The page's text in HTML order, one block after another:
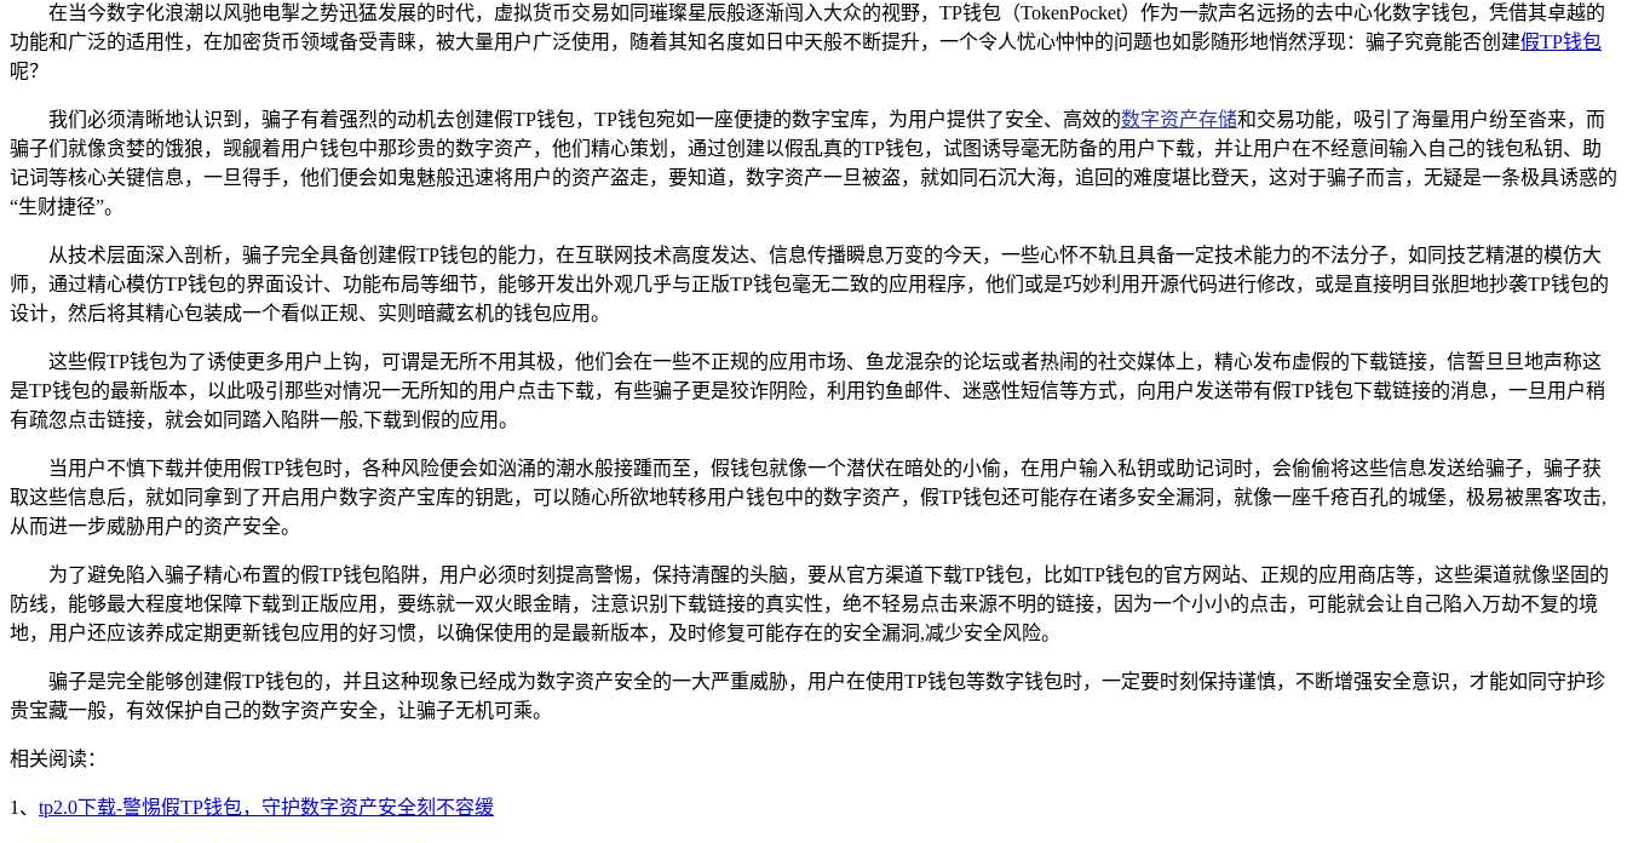
在当今数字化浪潮以风驰电掣之势迅猛发展的时代，虚拟货币交易如同璀璨星辰般逐渐闯入大众的视野，TP钱包（TokenPocket）作为一款声名远扬的去中心化数字钱包，凭借其卓越的
功能和广泛的适用性，在加密货币领域备受青睐，被大量用户广泛使用，随着其知名度如日中天般不断提升，一个令人忧心忡忡的问题也如影随形地悄然浮现：骗子究竟能否创建假TP钱包
呢？
我们必须清晰地认识到，骗子有着强烈的动机去创建假TP钱包，TP钱包宛如一座便捷的数字宝库，为用户提供了安全、高效的数字资产存储和交易功能，吸引了海量用户纷至沓来，而
骗子们就像贪婪的饿狼，觊觎着用户钱包中那珍贵的数字资产，他们精心策划，通过创建以假乱真的TP钱包，试图诱导毫无防备的用户下载，并让用户在不经意间输入自己的钱包私钥、助
记词等核心关键信息，一旦得手，他们便会如鬼魅般迅速将用户的资产盗走，要知道，数字资产一旦被盗，就如同石沉大海，追回的难度堪比登天，这对于骗子而言，无疑是一条极具诱惑的
“生财捷径”。
从技术层面深入剖析，骗子完全具备创建假TP钱包的能力，在互联网技术高度发达、信息传播瞬息万变的今天，一些心怀不轨且具备一定技术能力的不法分子，如同技艺精湛的模仿大
师，通过精心模仿TP钱包的界面设计、功能布局等细节，能够开发出外观几乎与正版TP钱包毫无二致的应用程序，他们或是巧妙利用开源代码进行修改，或是直接明目张胆地抄袭TP钱包的
设计，然后将其精心包装成一个看似正规、实则暗藏玄机的钱包应用。
这些假TP钱包为了诱使更多用户上钩，可谓是无所不用其极，他们会在一些不正规的应用市场、鱼龙混杂的论坛或者热闹的社交媒体上，精心发布虚假的下载链接，信誓旦旦地声称这
是TP钱包的最新版本，以此吸引那些对情况一无所知的用户点击下载，有些骗子更是狡诈阴险，利用钓鱼邮件、迷惑性短信等方式，向用户发送带有假TP钱包下载链接的消息，一旦用户稍
有疏忽点击链接，就会如同踏入陷阱一般,下载到假的应用。
当用户不慎下载并使用假TP钱包时，各种风险便会如汹涌的潮水般接踵而至，假钱包就像一个潜伏在暗处的小偷，在用户输入私钥或助记词时，会偷偷将这些信息发送给骗子，骗子获
取这些信息后，就如同拿到了开启用户数字资产宝库的钥匙，可以随心所欲地转移用户钱包中的数字资产，假TP钱包还可能存在诸多安全漏洞，就像一座千疮百孔的城堡，极易被黑客攻击,
从而进一步威胁用户的资产安全。
为了避免陷入骗子精心布置的假TP钱包陷阱，用户必须时刻提高警惕，保持清醒的头脑，要从官方渠道下载TP钱包，比如TP钱包的官方网站、正规的应用商店等，这些渠道就像坚固的
防线，能够最大程度地保障下载到正版应用，要练就一双火眼金睛，注意识别下载链接的真实性，绝不轻易点击来源不明的链接，因为一个小小的点击，可能就会让自己陷入万劫不复的境
地，用户还应该养成定期更新钱包应用的好习惯，以确保使用的是最新版本，及时修复可能存在的安全漏洞,减少安全风险。
骗子是完全能够创建假TP钱包的，并且这种现象已经成为数字资产安全的一大严重威胁，用户在使用TP钱包等数字钱包时，一定要时刻保持谨慎，不断增强安全意识，才能如同守护珍
贵宝藏一般，有效保护自己的数字资产安全，让骗子无机可乘。
相关阅读：
1、 tp2.0下载-警惕假TP钱包，守护数字资产安全刻不容缓